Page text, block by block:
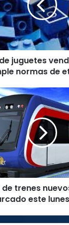
de juguetes
normas de
trenes
este